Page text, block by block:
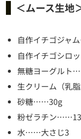
＜ムース生地
自作イチゴジャ
自作イチゴシロ
無糖ヨーグルト
生クリーム（乳
砂糖……30g
粉ゼラチン
水……大さじ3